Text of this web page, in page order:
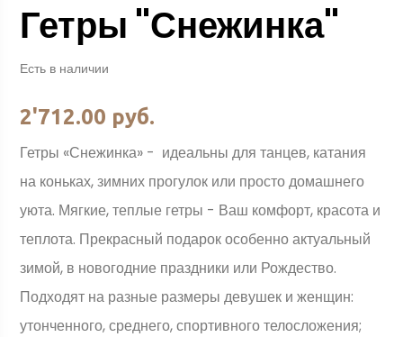
Гетры "Снежинка"
Есть в наличии
2'712.00 руб.
Гетры «Снежинка» - идеальны для танцев, катания
на коньках, зимних прогулок или просто домашнего
уюта. Мягкие, теплые гетры - Ваш комфорт, красота и
теплота. Прекрасный подарок особенно актуальный
зимой, в новогодние праздники или Рождество.
Подходят на разные размеры девушек и женщин:
утонченного, среднего, спортивного телосложения;